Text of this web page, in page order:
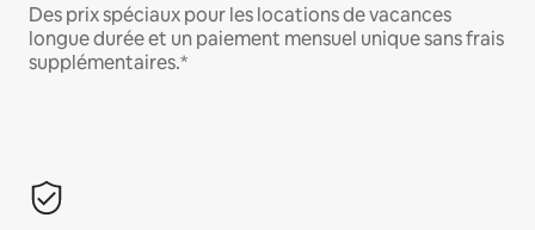
Des prix spéciaux pour les locations de vacances
longue durée et un paiement mensuel unique sans frais
supplémentaires.*